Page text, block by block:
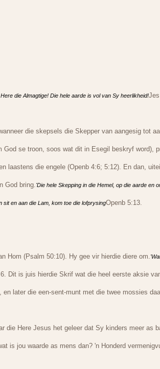
die Almagtige! Die hele aarde is vol van Sy heerlikheid!Jes
die skepsels die Skepper van aangesig tot
se troon, soos wat dit in Esegil beskryf word),
laastens die engele (Openb 4:6; 5:12). En dan,
God bring. 'Die hele Skepping in die Hemel, op die aarde en
en aan die Lam, kom toe die lofprysingOpenb 5:13.
Hom (Psalm 50:10). Hy gee vir hierdie diere om.
Dit is juis hierdie Skrif wat die heel eerste aksie
later die een-sent-munt met die twee mossies
die Here Jesus het geleer dat Sy kinders meer as
is jou waarde as mens dan? 'n Honderd